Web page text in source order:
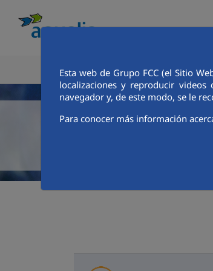
Esta web de Grupo FCC (el Sitio
localizaciones y reproducir videos
navegador y, de este modo, se le
Para conocer más información
CONOCE AQUALIA